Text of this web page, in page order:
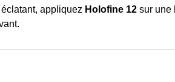
appliquez Holofine 12 sur une